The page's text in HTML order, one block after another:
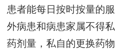
患者能每日按时按量的
外病患和病患家属不得
药剂量，私自的更换药